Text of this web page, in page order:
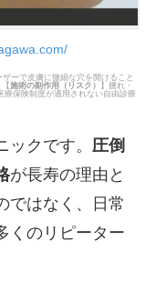
ザーで皮膚に微細な穴を開けること
施術の副作用（リスク） 】腫れ・
保険制度が適用されない自由診療
クです。 圧倒
が長寿の理由と
ではなく、日常
くのリピーター